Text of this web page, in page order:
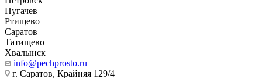
Пугачев
Ртищево
Саратов
Татищево
Хвалынск
info@pechprosto.ru
г. Саратов, Крайняя 129/4